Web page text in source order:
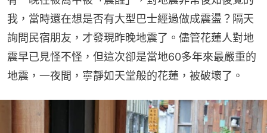
我，當時還在想是否有大型巴士經過做成震盪？隔天
詢問民宿朋友，才發現昨晚地震了。儘管花蓮人對地
震早已見怪不怪，但這次卻是當地60多年來最嚴重的
地震，一夜間，寧靜如天堂般的花蓮，被破壞了。